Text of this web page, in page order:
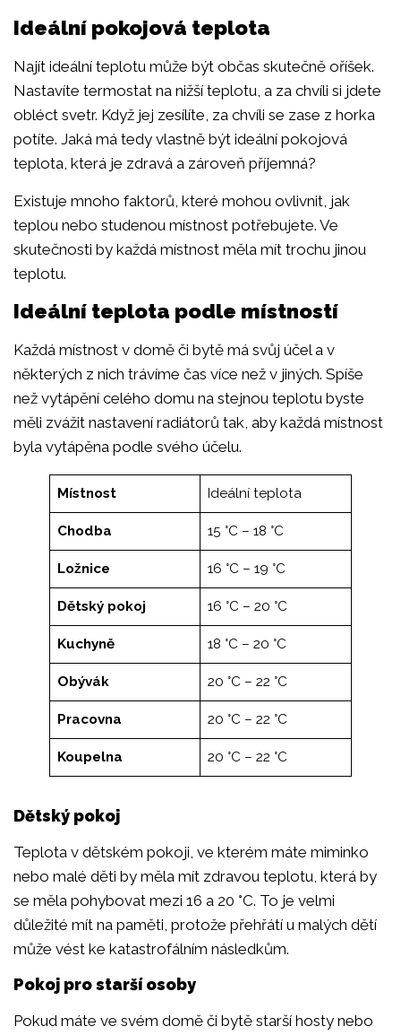
Ideální pokojová teplota
Najít ideální teplotu může být občas skutečně oříšek.
Nastavíte termostat na nižší teplotu, a za chvíli si jdete
obléct svetr. Když jej zesílíte, za chvíli se zase z horka
potíte. Jaká má tedy vlastně být ideální pokojová
teplota, která je zdravá a zároveň příjemná?
Existuje mnoho faktorů, které mohou ovlivnit, jak
teplou nebo studenou místnost potřebujete. Ve
skutečnosti by každá místnost měla mít trochu jinou
teplotu.
Ideální teplota podle místností
Každá místnost v domě či bytě má svůj účel a v
některých z nich trávíme čas více než v jiných. Spíše
než vytápění celého domu na stejnou teplotu byste
měli zvážit nastavení radiátorů tak, aby každá místnost
byla vytápěna podle svého účelu.
Místnost Ideální teplota
Chodba 15 °C – 18 °C
Ložnice 16 °C – 19 °C
Dětský pokoj 16 °C – 20 °C
Kuchyně 18 °C – 20 °C
Obývák 20 °C – 22 °C
Pracovna 20 °C – 22 °C
Koupelna 20 °C – 22 °C
Dětský pokoj
Teplota v dětském pokoji, ve kterém máte miminko
nebo malé děti by měla mít zdravou teplotu, která by
se měla pohybovat mezi 16 a 20 °C. To je velmi
důležité mít na paměti, protože přehřátí u malých dětí
může vést ke katastrofálním následkům.
Pokoj pro starší osoby
Pokud máte ve svém domě či bytě starší hosty nebo